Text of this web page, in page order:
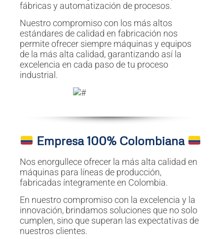
fábricas y automatización de procesos.
Nuestro compromiso con los más altos
estándares de calidad en fabricación nos
permite ofrecer siempre máquinas y equipos
de la más alta calidad, garantizando así la
excelencia en cada paso de tu proceso
industrial.
Empresa 100% Colombiana
Nos enorgullece ofrecer la más alta calidad en
máquinas para líneas de producción,
fabricadas íntegramente en Colombia.
En nuestro compromiso con la excelencia y la
innovación, brindamos soluciones que no solo
cumplen, sino que superan las expectativas de
nuestros clientes.